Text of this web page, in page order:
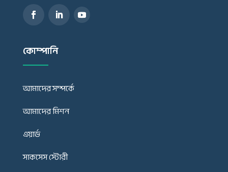
কোম্পানি
আমাদের সম্পর্কে
আমাদের মিশন
এয়ার্ড
সাকসেস স্টোরী